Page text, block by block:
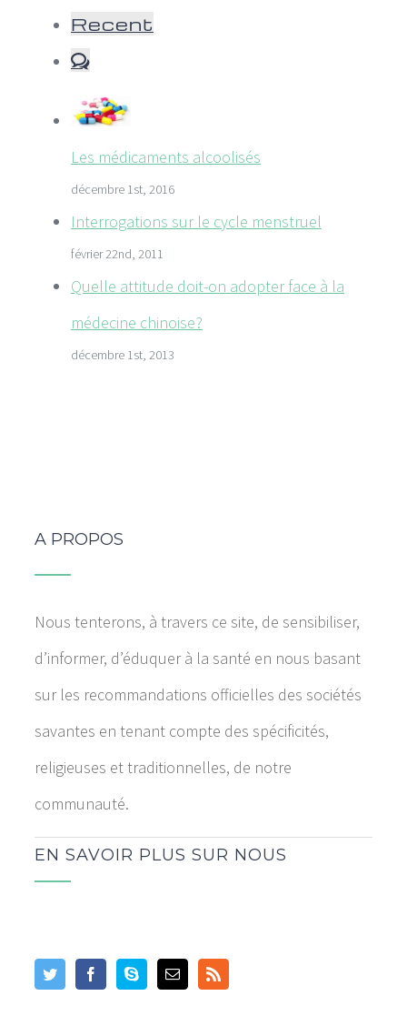
Recent
Comments
Les médicaments alcoolisés
décembre 1st, 2016
Interrogations sur le cycle menstruel
février 22nd, 2011
Quelle attitude doit-on adopter face à la
médecine chinoise?
décembre 1st, 2013
A PROPOS
Nous tenterons, à travers ce site, de sensibiliser,
d’informer, d’éduquer à la santé en nous basant
sur les recommandations officielles des sociétés
savantes en tenant compte des spécificités,
religieuses et traditionnelles, de notre
communauté.
EN SAVOIR PLUS SUR NOUS